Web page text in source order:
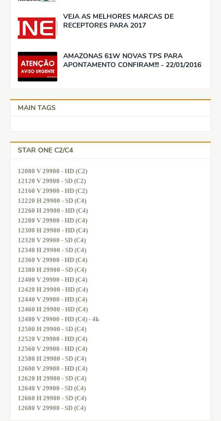
VEJA AS MELHORES MARCAS DE
RECEPTORES PARA 2017
AMAZONAS 61W NOVAS TPS PARA
APONTAMENTO CONFIRAM!!! - 22/01/2016
MAIN TAGS
STAR ONE C2/C4
12080 V 29900 - HD (C2)
12120 V 29900 - SD (C2)
12160 V 29900 - HD (C2)
12220 H 29900 - SD (C4)
12260 H 29900 - HD (C4)
12280 V 29900 - HD (C4)
12300 H 29900 - HD (C4)
12320 V 29900 - SD (C4)
12340 H 29900 - SD (C4)
12360 V 29900 - HD (C4)
12380 H 29900 - SD (C4)
12400 V 29900 - HD (C4)
12420 H 29900 - HD (C4)
12440 V 29900 - HD (C4)
12460 H 29900 - HD (C4)
12480 V 29900 - HD (C4) - 4k
12500 H 29900 - SD (C4)
12520 V 29900 - HD (C4)
12560 V 29900 - HD (C4)
12580 H 29900 - SD (C4)
12600 V 29900 - HD (C4)
12620 H 29900 - SD (C4)
12640 V 29900 - SD (C4)
12660 H 29900 - SD (C4)
12680 V 29900 - SD (C4)